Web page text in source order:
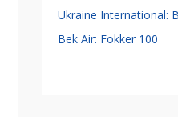
Ukraine International:
Bek Air: Fokker 100